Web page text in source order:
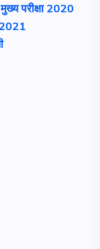
परीक्षा 2020
2021